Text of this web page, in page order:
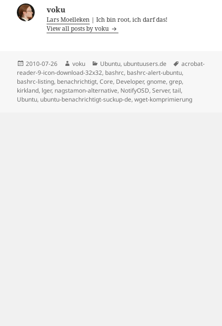
voku
Lars Moelleken | Ich bin root, ich darf das!
View all posts by voku
Posted
on
2010-07-26 Author
voku Categories
Ubuntu, ubuntuusers.de Tags
acrobat-
reader-9-icon-download-32x32, bashrc, bashrc-alert-ubuntu,
bashrc-listing, benachrichtigt,Core, Developer,gnome,grep,
kirkland, lger, nagstamon-alternative, NotifyOSD,Server,tail,
Ubuntu, ubuntu-benachrichtigt-suckup-de,wget-komprimierung